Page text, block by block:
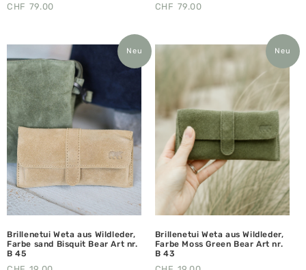
CHF 79.00 CHF 79.00
Neu
Brillenetui Weta aus Wildleder,
Farbe sand Bisquit Bear Art nr.
B 45
Neu
Brillenetui Weta aus Wildleder,
Farbe Moss Green Bear Art nr.
B 43